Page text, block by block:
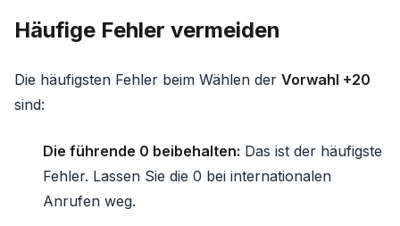
Häufige Fehler vermeiden
Die häufigsten Fehler beim Wählen der Vorwahl +20
sind:
Die führende 0 beibehalten: Das ist der häufigste
Fehler. Lassen Sie die 0 bei internationalen
Anrufen weg.